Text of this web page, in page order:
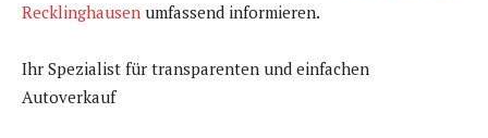
Recklinghausen umfassend informieren.
Ihr Spezialist für transparenten und einfachen
Autoverkauf